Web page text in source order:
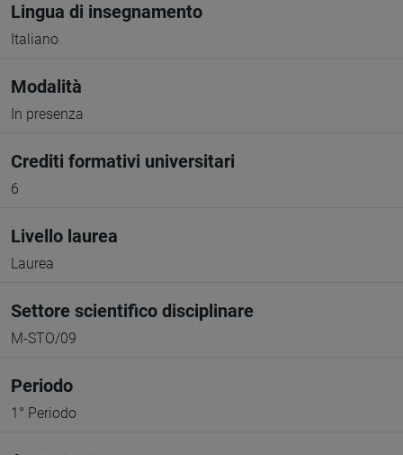
Lingua di insegnamento
Italiano
Modalità
In presenza
Crediti formativi universitari
6
Livello laurea
Laurea
Settore scientifico disciplinare
M-STO/09
Periodo
1° Periodo